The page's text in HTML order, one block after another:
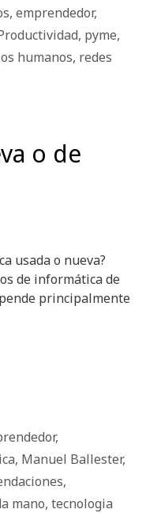
, emprendedor,
, pyme,
humanos, redes
o de
usada o nueva?
de informática de
principalmente
,
, Manuel Ballester,
,
mano, tecnologia